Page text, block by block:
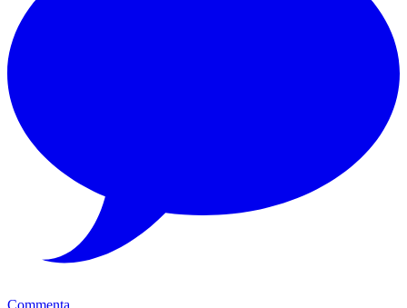
Commenta